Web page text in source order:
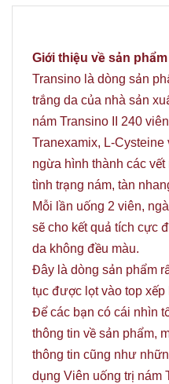
Giới thiệu về sản phẩm
Transino là dòng sản
trắng da của nhà sản
nám Transino II 240
Tranexamix, L-
ngừa hình thành các
tình trạng nám, tàn
Mỗi lần uống 2 viên,
sẽ cho kết quả tích cực
da không đều màu.
Đây là dòng sản phẩm
tục được lọt vào top xếp
Để các bạn có cái nhìn
thông tin về sản phẩm,
thông tin cũng như
dụng Viên uống trị nám